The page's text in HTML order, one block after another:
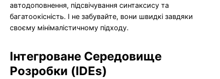
автодоповнення, підсвічування синтаксису та
багатоокісність. І не забувайте, вони швидкі завдяки
своєму мінімалістичному підходу.
Інтегроване Середовище
Розробки (IDEs)